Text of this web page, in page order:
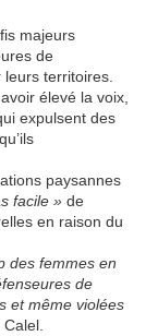
majeurs
de
territoires.
élevé la voix,
expulsent des
paysannes
facile » de
en raison du
des femmes en
de
et même violées
Calel.